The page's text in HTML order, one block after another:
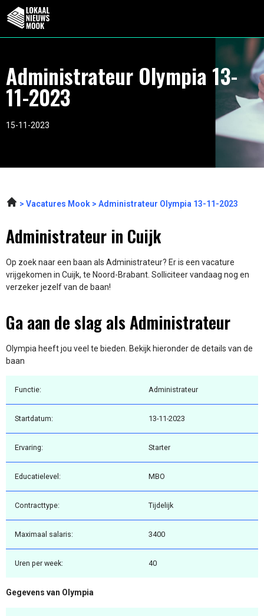
Administrateur Olympia 13-
11-2023
15-11-2023
Vacatures Mook Administrateur Olympia 13-11-2023
Administrateur in Cuijk
Op zoek naar een baan als Administrateur? Er is een vacature
vrijgekomen in Cuijk, te Noord-Brabant. Solliciteer vandaag nog en
verzeker jezelf van de baan!
Ga aan de slag als Administrateur
Olympia heeft jou veel te bieden. Bekijk hieronder de details van de
baan
Functie: Administrateur
Startdatum: 13-11-2023
Ervaring: Starter
Educatielevel: MBO
Contracttype: Tijdelijk
Maximaal salaris: 3400
Uren per week: 40
Gegevens van Olympia